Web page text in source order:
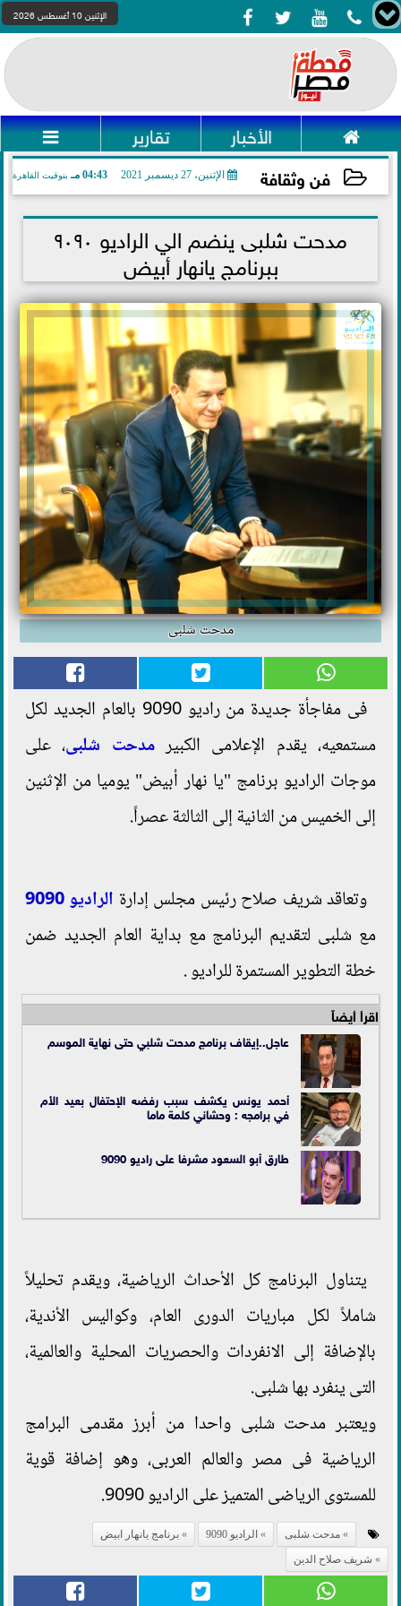
    الإثنين 10 أغسطس 2026
 الأخبار تقارير 
فن وثقافة الإثنين، 27 ديسمبر 2021 04:43 مـ بتوقيت القاهرة
2021-12-27 16:43:53 مدحت شلبى ينضم الي الراديو ٩٠٩٠
ببرنامج يانهار أبيض
مدحت شلبى
فى مفاجأة جديدة من راديو 9090 بالعام الجديد لكل
مستمعيه، يقدم الإعلامى الكبيرمدحت شلبى، على
موجات الراديو برنامج "يا نهار أبيض" يوميا من الإثنين
إلى الخميس من الثانية إلى الثالثة عصراً.
وتعاقد شريف صلاح رئيس مجلس إدارة الراديو 9090
مع شلبى لتقديم البرنامج مع بداية العام الجديد ضمن
خطة التطوير المستمرة للراديو .
اقرأ أيضاً
عاجل..إيقاف برنامج مدحت شلبي حتى نهاية الموسم
أحمد يونس يكشف سبب رفضه الإحتفال بعيد الأم
في برامجه : وحشاني كلمة ماما
طارق أبو السعود مشرفا على راديو 9090
يتناول البرنامج كل الأحداث الرياضية، ويقدم تحليلاً
شاملاً لكل مباريات الدورى العام، وكواليس الأندية،
بالإضافة إلى الانفردات والحصريات المحلية والعالمية،
التى ينفرد بها شلبى.
ويعتبر مدحت شلبى واحدا من أبرز مقدمى البرامج
الرياضية فى مصر والعالم العربى، وهو إضافة قوية
للمستوى الرياضى المتميز على الراديو 9090.
مدحت شلبى الراديو 9090
برنامج يانهار ابيض
شريف صلاح الدين